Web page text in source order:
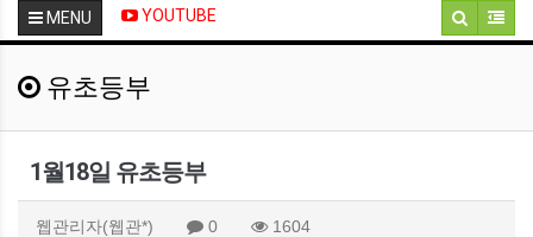
MENU YOUTUBE
유초등부
1월18일 유초등부
웹관리자(웹관*) 0 1604